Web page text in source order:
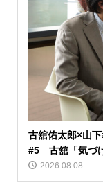
古舘佑太郎×山
#5 古舘「気づ
2026.08.08